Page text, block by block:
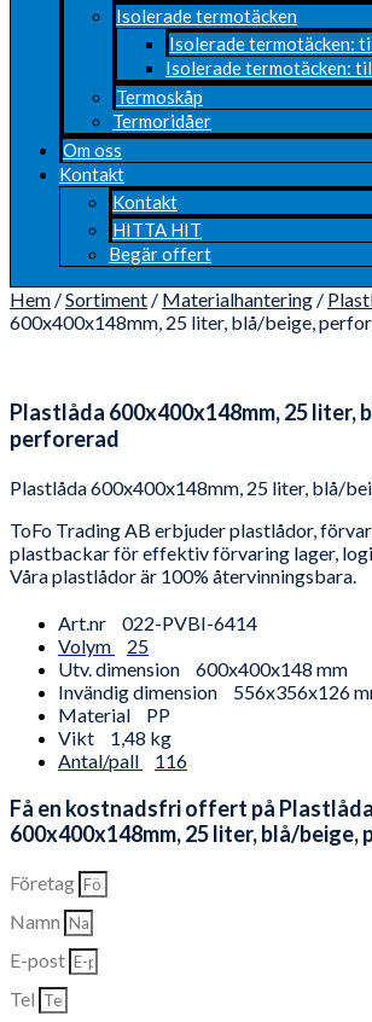
Isolerade termotäcken
Isolerade termotäcken:
Isolerade termotäcken:
Termoskåp
Termoridåer
Om oss
Kontakt
Kontakt
HITTA HIT
Begär offert
Hem /Sortiment / Materialhantering /
600x400x148mm, 25 liter, blå/beige,
Plastlåda 600x400x148mm, 25 liter,
perforerad
Plastlåda 600x400x148mm, 25 liter, blå/
ToFo Trading AB erbjuder plastlådor,
plastbackar för effektiv förvaring lager,
Våra plastlådor är 100% återvinningsbara.
Art.nr
022-PVBI-6414
Volym
25
Utv. dimension
600x400x148 mm
Invändig dimension
556x356x126
Material
PP
Vikt
1,48 kg
Antal/pall
116
Få en kostnadsfri offert på Plastlåda
600x400x148mm, 25 liter, blå/beige,
Företag
Namn
E-post
Tel